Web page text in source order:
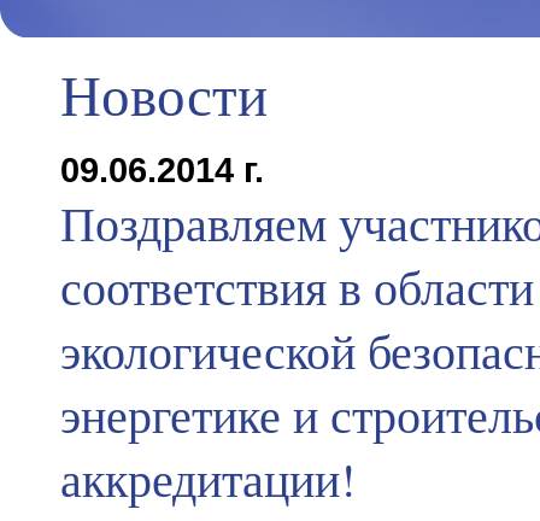
Новости
09.06.2014 г.
Поздравляем
соответствия в
экологической
энергетике и
аккредитации!